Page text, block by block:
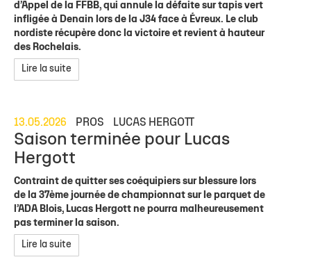
d’Appel de la FFBB, qui annule la défaite sur tapis vert
infligée à Denain lors de la J34 face à Évreux. Le club
nordiste récupère donc la victoire et revient à hauteur
des Rochelais.
Lire la suite
13.05.2026 PROS LUCAS HERGOTT
Saison terminée pour Lucas
Hergott
Contraint de quitter ses coéquipiers sur blessure lors
de la 37ème journée de championnat sur le parquet de
l’ADA Blois, Lucas Hergott ne pourra malheureusement
pas terminer la saison.
Lire la suite